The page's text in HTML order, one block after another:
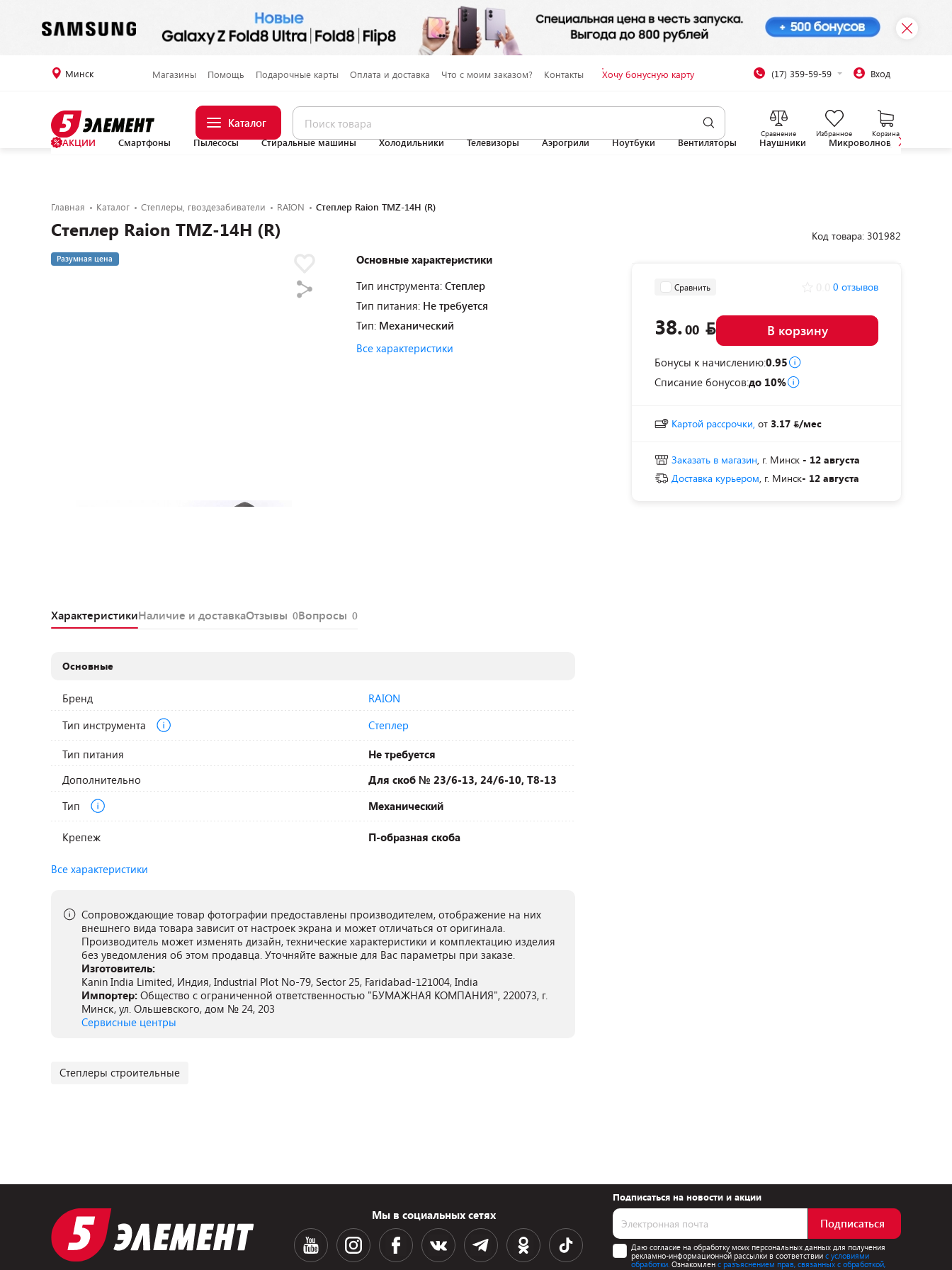
Минск Магазины Помощь Подарочные карты Оплата и доставка Что с моим заказом? Контакты Хочу бонусную карту (17) 359-59-59 Вход
Каталог
Сравнение Избранное Корзина
АКЦИИ Смартфоны Пылесосы Стиральные машины Холодильники Телевизоры Аэрогрили Ноутбуки Вентиляторы Наушники Микроволновые печи
Главная Каталог Степлеры, гвоздезабиватели RAION Степлер Raion TMZ-14H (R)
Степлер Raion TMZ-14H (R)
Разумная цена
Основные характеристики
Тип инструмента: Степлер
Тип питания: Не требуется
Тип: Механический
Все характеристики
Код товара: 301982
Сравнить 0 отзывов
38.00 В корзину
Бонусы к начислению:0.95
Списание бонусов:до 10%
Картой рассрочки, от 3.17 /мес
Заказать в магазин, г. Минск - 12 августа
Доставка курьером, г. Минск- 12 августа
ХарактеристикиНаличие и доставкаОтзывы 0Вопросы 0
Основные
Бренд
RAION
Тип инструмента
Степлер
Тип питания
Не требуется
Дополнительно
Для скоб № 23/6-13, 24/6-10, T8-13
Тип
Механический
Крепеж П-образная скоба
Все характеристики
Сопровождающие товар фотографии предоставлены производителем, отображение на них
внешнего вида товара зависит от настроек экрана и может отличаться от оригинала.
Производитель может изменять дизайн, технические характеристики и комплектацию изделия
без уведомления об этом продавца. Уточняйте важные для Вас параметры при заказе.
Изготовитель:
Kanin India Limited, Индия, Industrial Plot No-79, Sector 25, Faridabad-121004, India
Импортер: Общество с ограниченной ответственностью "БУМАЖНАЯ КОМПАНИЯ", 220073, г.
Минск, ул. Ольшевского, дом № 24, 203
Сервисные центры
Степлеры строительные
Мы в социальных сетях
Подписаться на новости и акции
Подписаться
Даю согласие на обработку моих персональных данных для получения
рекламно-информационной рассылки в соответствиис условиями
обработки. Ознакомлен с разъяснением прав, связанных с обработкой,